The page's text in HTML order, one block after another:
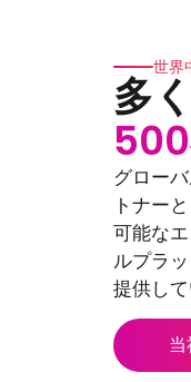
世界
多
グロー
トナー
可能な
ルプラ
提供し